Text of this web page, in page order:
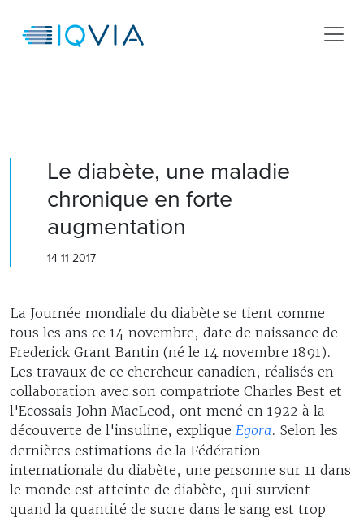
Le diabète, une maladie
chronique en forte
augmentation
14-11-2017
La Journée mondiale du diabète se tient comme
tous les ans ce 14 novembre, date de naissance de
Frederick Grant Bantin (né le 14 novembre 1891).
Les travaux de ce chercheur canadien, réalisés en
collaboration avec son compatriote Charles Best et
l'Ecossais John MacLeod, ont mené en 1922 à la
découverte de l'insuline, explique Egora. Selon les
dernières estimations de la Fédération
internationale du diabète, une personne sur 11 dans
le monde est atteinte de diabète, qui survient
quand la quantité de sucre dans le sang est trop